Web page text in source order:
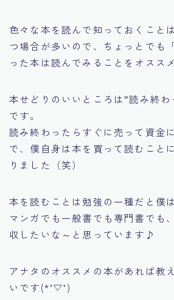
色々な本を読んで知っておくこと
つ場合が多いので、ちょっとでも
った本は読んでみることをオスス
本せどりのいいところは”読み終わ
です。
読み終わったらすぐに売って資金
で、僕自身は本を買って読むこと
りました（笑）
本を読むことは勉強の一種だと僕
マンガでも一般書でも専門書でも
収したいな～と思っています♪
アナタのオススメの本があれば教
いです(*’▽’)